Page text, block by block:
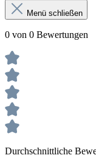
Menü schließen
0 von 0 Bewertungen
Durchschnittliche